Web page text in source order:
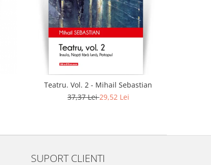
Teatru. Vol. 2 - Mihail Sebastian
37,37 Lei29,52 Lei
SUPORT CLIENTI